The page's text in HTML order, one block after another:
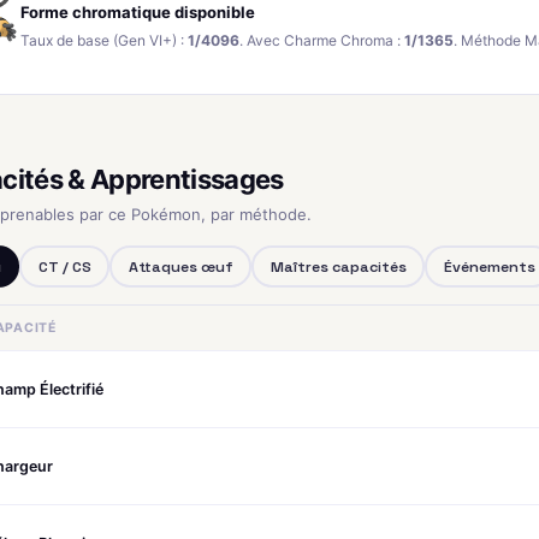
Forme chromatique disponible
Taux de base (Gen VI+) : 1/4096. Avec Charme Chroma : 1/1365. Méthode
& Apprentissages
par ce Pokémon, par méthode.
CT / CS Attaques œuf Maîtres capacités Événements
Électrifié